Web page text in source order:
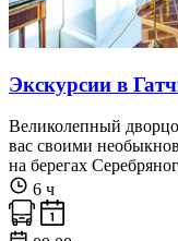
Экскурсии в
Великолепный
вас своими
на берегах
6 ч